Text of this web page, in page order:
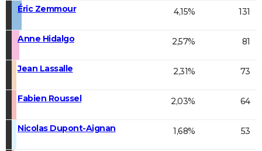
Éric Zemmour 4,15% 131
Anne Hidalgo 2,57% 81
Jean Lassalle 2,31% 73
Fabien Roussel 2,03% 64
Nicolas Dupont-Aignan 1,68% 53